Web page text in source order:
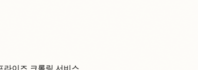
라이즈 크롤링 서비스